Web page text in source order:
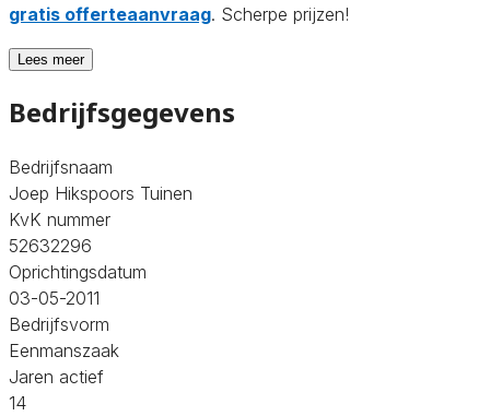
gratis offerteaanvraag. Scherpe prijzen!
Lees meer
Bedrijfsgegevens
Bedrijfsnaam
Joep Hikspoors Tuinen
KvK nummer
52632296
Oprichtingsdatum
03-05-2011
Bedrijfsvorm
Eenmanszaak
Jaren actief
14